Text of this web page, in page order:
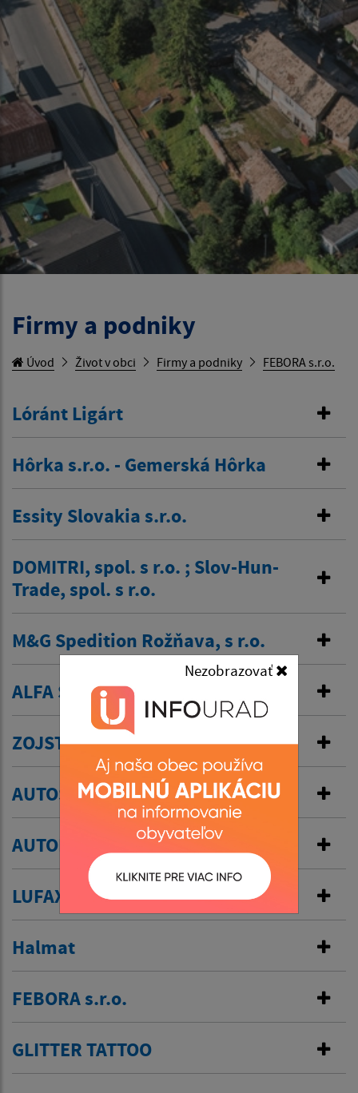
Nezobrazovať
Firmy a podniky
Úvod Život v obci Firmy a podniky FEBORA s.r.o.
Lóránt Ligárt
Hôrka s.r.o. - Gemerská Hôrka
Essity Slovakia s.r.o.
DOMITRI, spol. s r.o. ; Slov-Hun-
Trade, spol. s r.o.
M&G Spedition Rožňava, s r.o.
ALFA SM s.r.o.
ZOJSTAV, s r.o.
AUTOŠKOLA - MIGA
AUTODOPRAVA - Ľudovít Dusza
LUFAX
Halmat
FEBORA s.r.o.
GLITTER TATTOO